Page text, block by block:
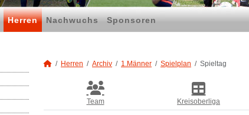
Herren Nachwuchs Sponsoren
Herren Archiv 1.Männer Spielplan Spieltag
Team Kreisoberliga